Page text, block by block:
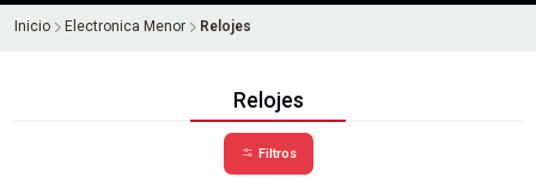
Inicio Electronica Menor Relojes
Relojes
Filtros